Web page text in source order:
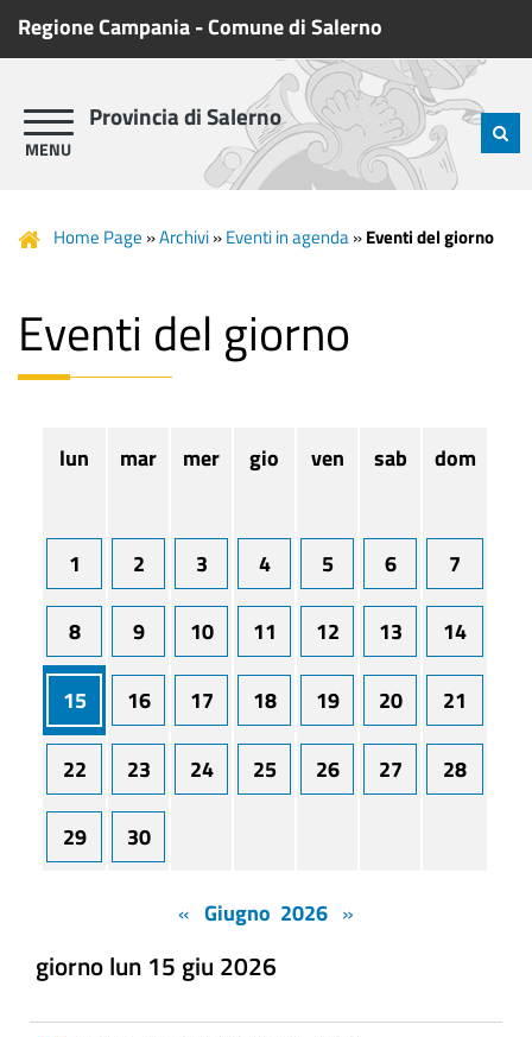
Regione Campania-Comune di Salerno
Provincia di Salerno
Home Page »Archivi»Eventi in agenda»Eventi del giorno
Eventi del giorno
lun mar mer gio ven sab dom
1 2 3 4 5 6 7
8 9 10 11 12 13 14
15 16 17 18 19 20 21
22 23 24 25 26 27 28
29 30
« Giugno 2026 »
giorno lun 15 giu 2026